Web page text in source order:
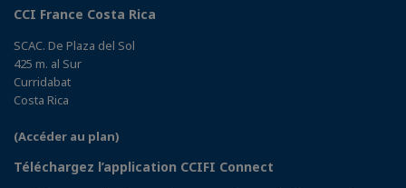
CCI France Costa Rica
SCAC. De Plaza del Sol
425 m. al Sur
Curridabat
Costa Rica
(Accéder au plan)
Téléchargez l’application CCIFI Connect